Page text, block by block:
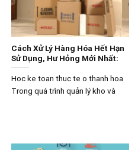
Cách Xử Lý Hàng Hóa Hết Hạn
Sử Dụng, Hư Hỏng Mới Nhất:
Hoc ke toan thuc te o thanh hoa
Trong quá trình quản lý kho và